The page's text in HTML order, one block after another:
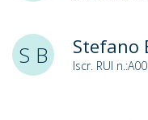
S B Stefano
Iscr. RUI